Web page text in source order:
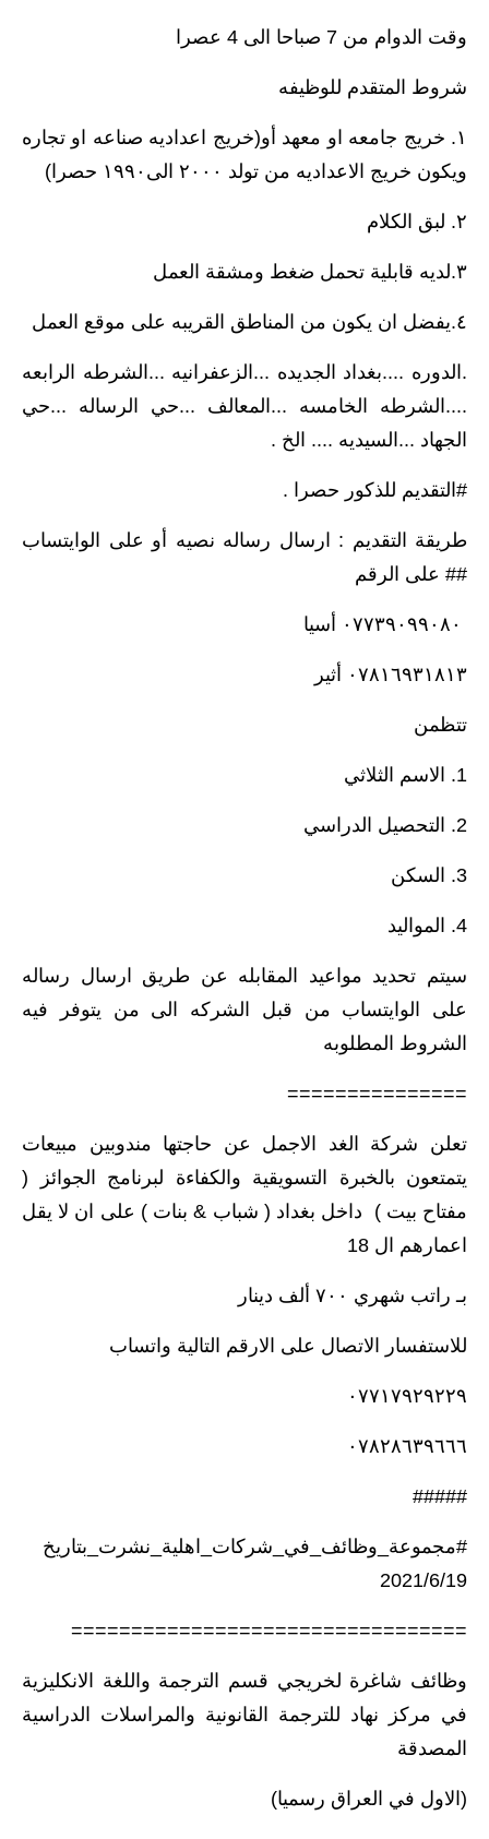
وقت الدوام من 7 صباحا الى 4 عصرا
شروط المتقدم للوظيفه
١. خريج جامعه او معهد أو(خريج اعداديه صناعه او تجاره
ويكون خريج الاعداديه من تولد ٢٠٠٠ الى١٩٩٠ حصرا)
٢. لبق الكلام
٣.لديه قابلية تحمل ضغط ومشقة العمل
٤.يفضل ان يكون من المناطق القريبه على موقع العمل
.الدوره ....بغداد الجديده ...الزعفرانيه ...الشرطه الرابعه
....الشرطه الخامسه ...المعالف ...حي الرساله ...حي
الجهاد ...السيديه .... الخ .
#التقديم للذكور حصرا .
طريقة التقديم : ارسال رساله نصيه أو على الوايتساب
## على الرقم
٠٧٨١٦٩٣١٨١٣ أثير
تتظمن
1. الاسم الثلاثي
2. التحصيل الدراسي
3. السكن
4. المواليد
سيتم تحديد مواعيد المقابله عن طريق ارسال رساله
على الوايتساب من قبل الشركه الى من يتوفر فيه
الشروط المطلوبه
===============
تعلن شركة الغد الاجمل عن حاجتها مندوبين مبيعات
يتمتعون بالخبرة التسويقية والكفاءة لبرنامج الجوائز (
مفتاح بيت ) داخل بغداد ( شباب & بنات ) على ان لا يقل
اعمارهم ال 18
بـ راتب شهري ٧٠٠ ألف دينار
للاستفسار الاتصال على الارقم التالية واتساب
٠٧٧١٧٩٢٩٢٢٩
٠٧٨٢٨٦٣٩٦٦٦
#####
#مجموعة_وظائف_في_شركات_اهلية_نشرت_بتاريخ
2021/6/19
=================================
وظائف شاغرة لخريجي قسم الترجمة واللغة الانكليزية
في مركز نهاد للترجمة القانونية والمراسلات الدراسية
المصدقة
(الاول في العراق رسميا)